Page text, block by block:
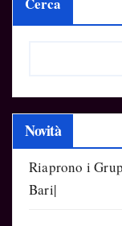
Novità
Riaprono i
Bari|